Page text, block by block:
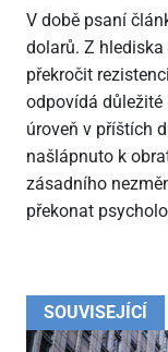
SOUVISEJÍCÍ
V době psaní
dolarů. Z
překročit
odpovídá
úroveň v příštích
našlápnuto k
zásadního
překonat